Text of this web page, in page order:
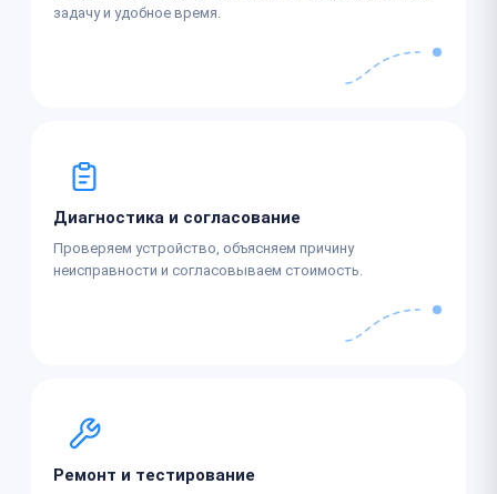
задачу и удобное время.
Диагностика и согласование
Проверяем устройство, объясняем причину
неисправности и согласовываем стоимость.
Ремонт и тестирование